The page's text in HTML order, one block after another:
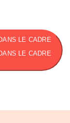
LE CADRE
LE CADRE